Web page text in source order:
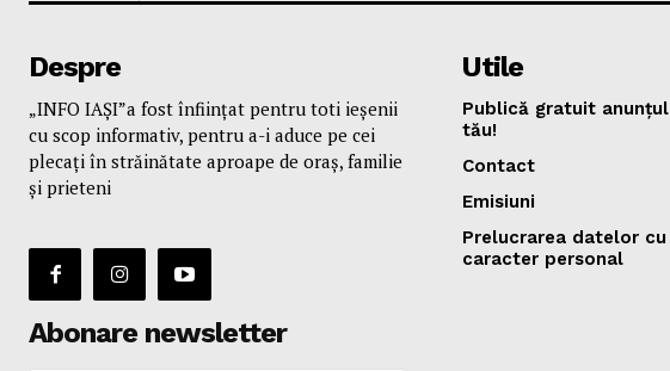
Despre
„INFO IAȘI”a fost înfiinţat pentru toti ieşenii
cu scop informativ, pentru a-i aduce pe cei
plecaţi în străinătate aproape de oraş, familie
și prieteni
Abonare newsletter
Utile
Publică gratuit anunțul
tău!
Contact
Emisiuni
Prelucrarea datelor cu
caracter personal